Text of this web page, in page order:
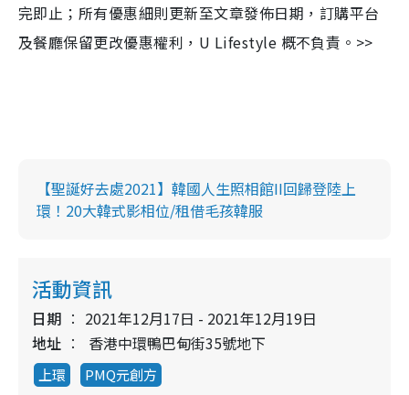
完即止；所有優惠細則更新至文章發佈日期，訂購平台
及餐廳保留更改優惠權利，U Lifestyle 概不負責。>>
【聖誕好去處2021】韓國人生照相館II回歸登陸上
環！20大韓式影相位/租借毛孩韓服
活動資訊
日期
2021年12月17日 - 2021年12月19日
地址
香港中環鴨巴甸街35號地下
上環 PMQ元創方